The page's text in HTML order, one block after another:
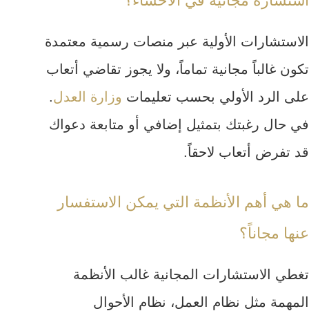
الاستشارات الأولية عبر منصات رسمية معتمدة
تكون غالباً مجانية تماماً، ولا يجوز تقاضي أتعاب
على الرد الأولي بحسب تعليمات وزارة العدل.
في حال رغبتك بتمثيل إضافي أو متابعة دعواك
قد تفرض أتعاب لاحقاً.
ما هي أهم الأنظمة التي يمكن الاستفسار
عنها مجاناً؟
تغطي الاستشارات المجانية غالب الأنظمة
المهمة مثل نظام العمل، نظام الأحوال